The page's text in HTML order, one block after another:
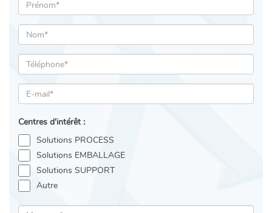
Centres d'intérêt :
Solutions PROCESS
Solutions EMBALLAGE
Solutions SUPPORT
Autre